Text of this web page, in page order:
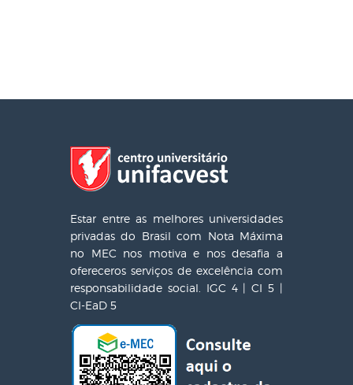
Estar entre as melhores universidades
privadas do Brasil com Nota Máxima
no MEC nos motiva e nos desafia a
ofereceros serviços de excelência com
responsabilidade social. IGC 4 | CI 5 |
CI-EaD 5